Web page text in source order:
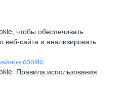
чтобы обеспечивать
веб-сайта и анализировать
cookie
Правила использования